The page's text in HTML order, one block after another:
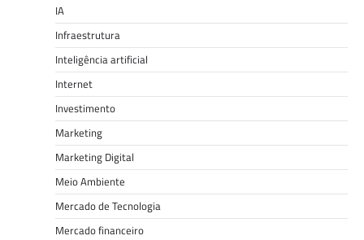
IA
Infraestrutura
Inteligência artificial
Internet
Investimento
Marketing
Marketing Digital
Meio Ambiente
Mercado de Tecnologia
Mercado financeiro